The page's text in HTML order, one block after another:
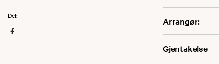
Arrangør:
Gjentakelse
Del: